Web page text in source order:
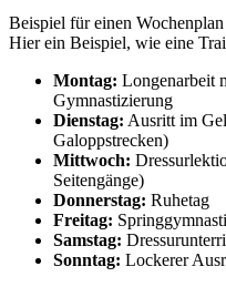
Beispiel für einen Wochenplan
Hier ein Beispiel, wie eine
Montag: Longenarbeit
Gymnastizierung
Dienstag: Ausritt im
Galoppstrecken)
Mittwoch:
Seitengänge)
Donnerstag: Ruhetag
Freitag:
Samstag:
Sonntag: Lockerer